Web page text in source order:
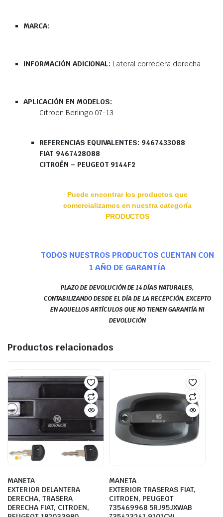
MARCA:
INFORMACIÓN ADICIONAL: Lateral corredera derecha
APLICACIÓN EN MODELOS:
Citroen Berlingo 07-13
REFERENCIAS EQUIVALENTES: 9467433088
FIAT 9467428088
CITROËN – PEUGEOT 9144F2
Puede encontrar los productos que
comercializamos en nuestra categoría
PRODUCTOS
TODOS NUESTROS PRODUCTOS CUENTAN CON
1 AÑO DE GARANTÍA
PLAZO DE DEVOLUCIÓN DE 14 DÍAS NATURALES,
CONTABILIZANDO DESDE EL DÍA DE LA RECEPCIÓN, EXCEPTO
EN AQUELLOS ARTÍCULOS QUE NO TIENEN GARANTÍA NI
DEVOLUCIÓN
Productos relacionados
MANETA
EXTERIOR DELANTERA
DERECHA, TRASERA
DERECHA FIAT, CITROEN,
MANETA
EXTERIOR TRASERAS FIAT,
CITROEN, PEUGEOT
735469968 5RJ95JXWAB